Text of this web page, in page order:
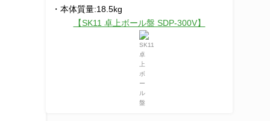
・本体質量:18.5kg
【SK11 卓上ボール盤 SDP-300V】